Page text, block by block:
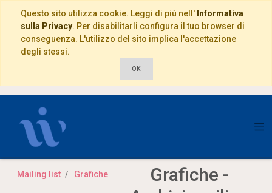
Questo sito utilizza cookie. Leggi di più nell' Informativa
sulla Privacy. Per disabilitarli configura il tuo browser di
conseguenza. L'utilizzo del sito implica l'accettazione
degli stessi.
OK
Mailing list Grafiche
Grafiche -